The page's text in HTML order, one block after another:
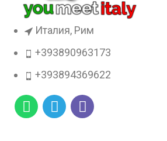
Италия, Рим
+393890963173
+393894369622